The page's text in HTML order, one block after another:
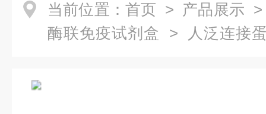
当前位置： 首页 > 产品展示
酶联免疫试剂盒 > 人泛连接